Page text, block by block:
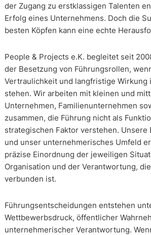
der Zugang zu erstklassigen Talenten
Erfolg eines Unternehmens. Doch die
besten Köpfen kann eine echte
People & Projects e.K. begleitet seit
der Besetzung von Führungsrollen,
Vertraulichkeit und langfristige Wirkung
stehen. Wir arbeiten mit kleinen und
Unternehmen, Familienunternehmen
zusammen, die Führung nicht als
strategischen Faktor verstehen. Unsere
und unser unternehmerisches Umfeld
präzise Einordnung der jeweiligen
Organisation und der Verantwortung,
verbunden ist.
Führungsentscheidungen entstehen
Wettbewerbsdruck, öffentlicher
unternehmerischer Verantwortung.